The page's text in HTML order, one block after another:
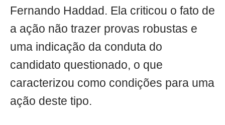
Fernando Haddad. Ela criticou o fato de
a ação não trazer provas robustas e
uma indicação da conduta do
candidato questionado, o que
caracterizou como condições para uma
ação deste tipo.